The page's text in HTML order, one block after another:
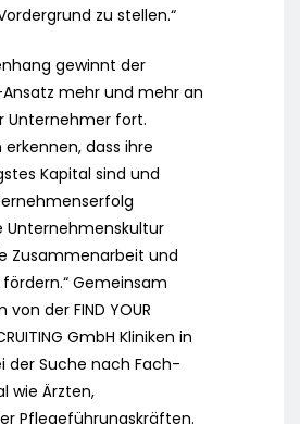
zu stellen.“
gewinnt der
mehr und mehr an
Unternehmer fort.
dass ihre
Kapital sind und
Unternehmenskultur
Zusammenarbeit und
Gemeinsam
der FIND YOUR
GmbH Kliniken in
der Suche nach Fach-
wie Ärzten,
Pflegeführungskräften.